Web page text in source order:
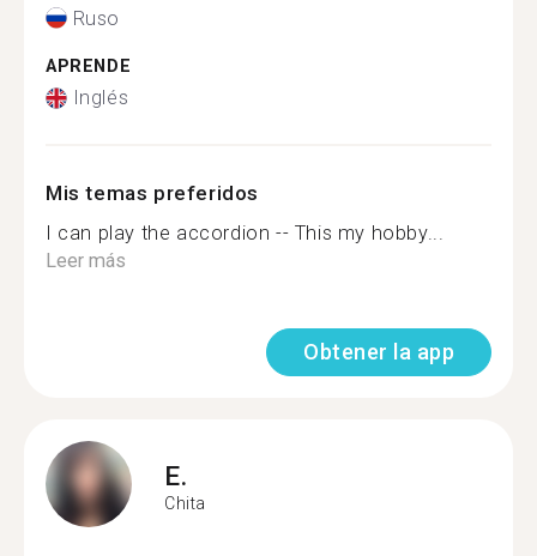
Ruso
APRENDE
Inglés
Mis temas preferidos
I can play the accordion -- This my hobby...
Leer más
Obtener la app
E.
Chita